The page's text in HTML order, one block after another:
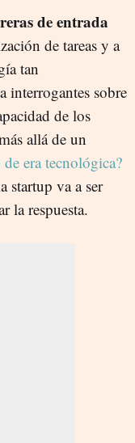
de entrada
de tareas y a
tan
interrogantes sobre
de los
allá de un
era tecnológica?
startup va a ser
la respuesta.